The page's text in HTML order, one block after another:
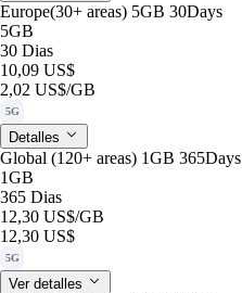
Europe(30+ areas) 5GB 30Days
5GB
30 Dias
10,09 US$
2,02 US$/GB
5G
Detalles
Global (120+ areas) 1GB 365Days
1GB
365 Dias
12,30 US$/GB
12,30 US$
5G
Ver detalles